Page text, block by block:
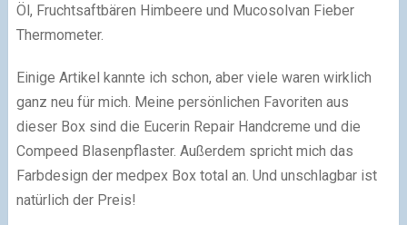
Öl, Fruchtsaftbären Himbeere und Mucosolvan Fieber
Thermometer.
Einige Artikel kannte ich schon, aber viele waren wirklich
ganz neu für mich. Meine persönlichen Favoriten aus
dieser Box sind die Eucerin Repair Handcreme und die
Compeed Blasenpflaster. Außerdem spricht mich das
Farbdesign der medpex Box total an. Und unschlagbar ist
natürlich der Preis!